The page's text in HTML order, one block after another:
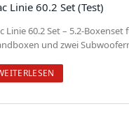
Linie 60.2 Set (Test)
Linie 60.2 Set – 5.2-
und zwei